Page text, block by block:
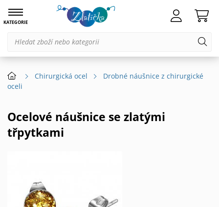
KATEGORIE
Chirurgická ocel
Drobné náušnice z chirurgické
oceli
Ocelové náušnice se zlatými
třpytkami